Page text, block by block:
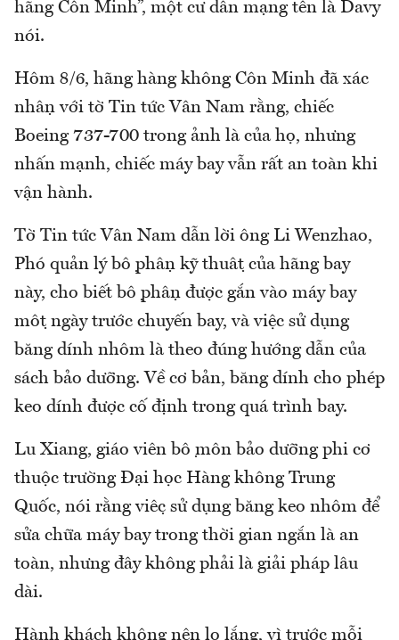
hãng Côn Minh”, một cư dân mạng tên là Davy
nói.
Hôm 8/6, hãng hàng không Côn Minh đã xác
nhận với tờ Tin tức Vân Nam rằng, chiếc
Boeing 737-700 trong ảnh là của họ, nhưng
nhấn mạnh, chiếc máy bay vẫn rất an toàn khi
vận hành.
Tờ Tin tức Vân Nam dẫn lời ông Li Wenzhao,
Phó quản lý bộ phận kỹ thuật của hãng bay
này, cho biết bộ phận được gắn vào máy bay
một ngày trước chuyến bay, và việc sử dụng
băng dính nhôm là theo đúng hướng dẫn của
sách bảo dưỡng. Về cơ bản, băng dính cho phép
keo dính được cố định trong quá trình bay.
Lu Xiang, giáo viên bộ môn bảo dưỡng phi cơ
thuộc trường Đại học Hàng không Trung
Quốc, nói rằng việc sử dụng băng keo nhôm để
sửa chữa máy bay trong thời gian ngắn là an
toàn, nhưng đây không phải là giải pháp lâu
dài.
Hành khách không nên lo lắng, vì trước mỗi